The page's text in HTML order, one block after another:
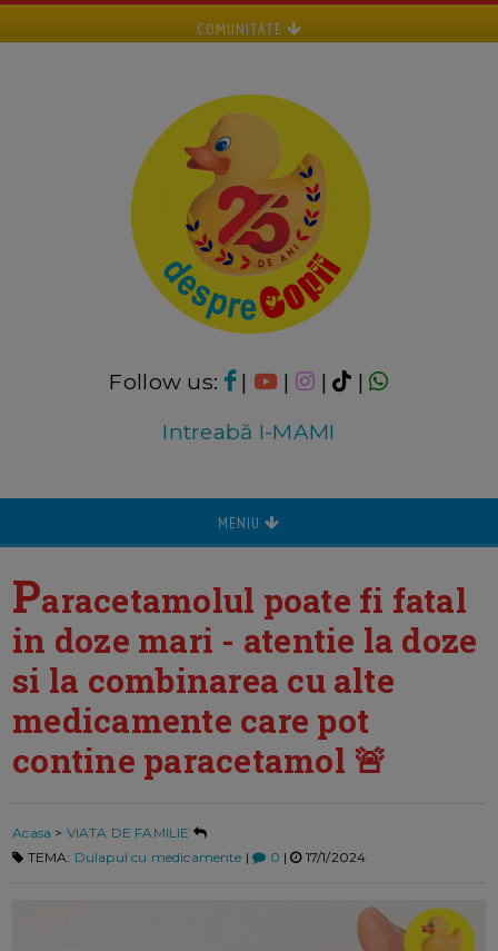
COMUNITATE
Follow us: | | |
|
Intreabă I-MAMI
MENIU
Paracetamolul poate fi fatal
in doze mari - atentie la doze
si la combinarea cu alte
medicamente care pot
contine paracetamol 🚨
Acasa > VIATA DE FAMILIE
TEMA: Dulapul cu medicamente | 0 | 17/1/2024